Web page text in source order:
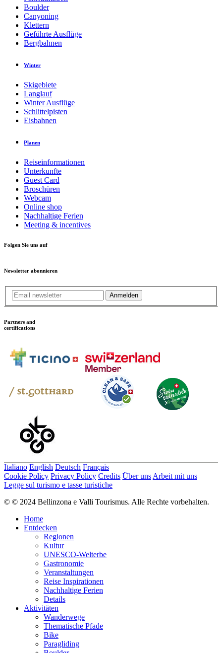
Boulder
Canyoning
Klettern
Geführte Ausflüge
Bergbahnen
Winter
Skigebiete
Langlauf
Winter Ausflüge
Schlittelpisten
Eisbahnen
Planen
Reiseinformationen
Unterkunfte
Guest Card
Broschüren
Webcam
Online shop
Nachhaltige Ferien
Meeting & incentives
Folgen Sie uns auf
Newsletter abonnieren
Anmelden
Partners and
certifications
Italiano English Deutsch Français
Cookie Policy Privacy Policy Credits Über unsArbeit mit uns
Legge sul turismo e tasse turistiche
© © 2024 Bellinzona e Valli Tourismus. Alle Rechte vorbehalten.
Home
Entdecken
Regionen
Kultur
UNESCO-Welterbe
Gastronomie
Veranstaltungen
Reise Inspirationen
Nachhaltige Ferien
Details
Aktivitäten
Wanderwege
Thematische Pfade
Bike
Paragliding